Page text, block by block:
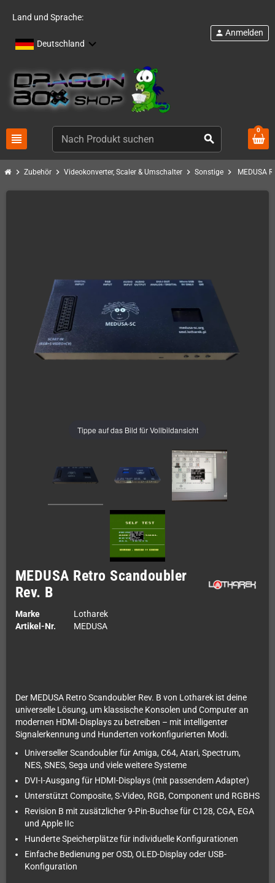
Land und Sprache:
Deutschland
view_headline search
person Anmelden
0
chevron_right Zubehör chevron_right Videokonverter, Scaler & Umschalter chevron_right Sonstige chevron_right MEDUSA
Tippe auf das Bild für Vollbildansicht
MEDUSA Retro Scandoubler
Rev. B
Marke
Lotharek
Artikel-Nr.
MEDUSA
Der MEDUSA Retro Scandoubler Rev. B von Lotharek ist deine
universelle Lösung, um klassische Konsolen und Computer an
modernen HDMI-Displays zu betreiben – mit intelligenter
Signalerkennung und Hunderten vorkonfigurierten Modi.
Universeller Scandoubler für Amiga, C64, Atari, Spectrum,
NES, SNES, Sega und viele weitere Systeme
DVI-I-Ausgang für HDMI-Displays (mit passendem Adapter)
Unterstützt Composite, S-Video, RGB, Component und RGBHS
Revision B mit zusätzlicher 9-Pin-Buchse für C128, CGA, EGA
und Apple IIc
Hunderte Speicherplätze für individuelle Konfigurationen
Einfache Bedienung per OSD, OLED-Display oder USB-
Konfiguration